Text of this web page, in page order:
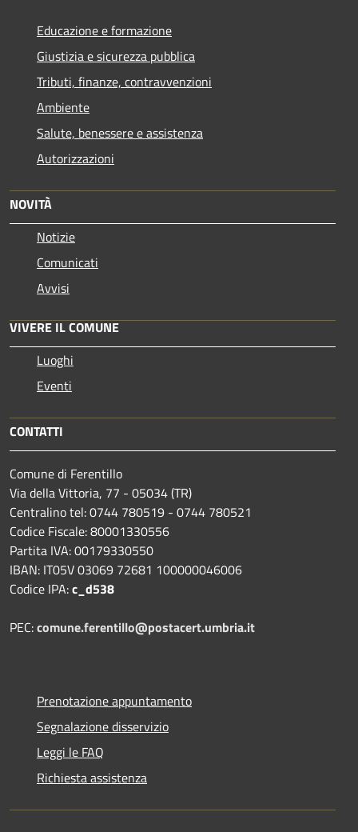
Educazione e formazione
Giustizia e sicurezza pubblica
Tributi, finanze, contravvenzioni
Ambiente
Salute, benessere e assistenza
Autorizzazioni
NOVITÀ
Notizie
Comunicati
Avvisi
VIVERE IL COMUNE
Luoghi
Eventi
CONTATTI
Comune di Ferentillo
Via della Vittoria, 77 - 05034 (TR)
Centralino tel: 0744 780519 - 0744 780521
Codice Fiscale: 80001330556
Partita IVA: 00179330550
IBAN: IT05V 03069 72681 100000046006
Codice IPA:c_d538
PEC:comune.ferentillo@postacert.umbria.it
Prenotazione appuntamento
Segnalazione disservizio
Leggi le FAQ
Richiesta assistenza